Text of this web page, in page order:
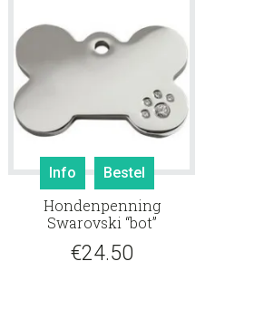
Info Bestel
Hondenpenning
Swarovski “bot”
€24.50